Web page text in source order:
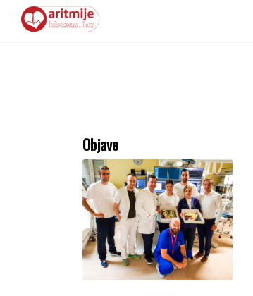
Objave